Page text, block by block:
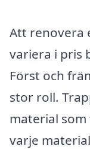
Att renovera
variera i pris
Först och
stor roll.
material
varje